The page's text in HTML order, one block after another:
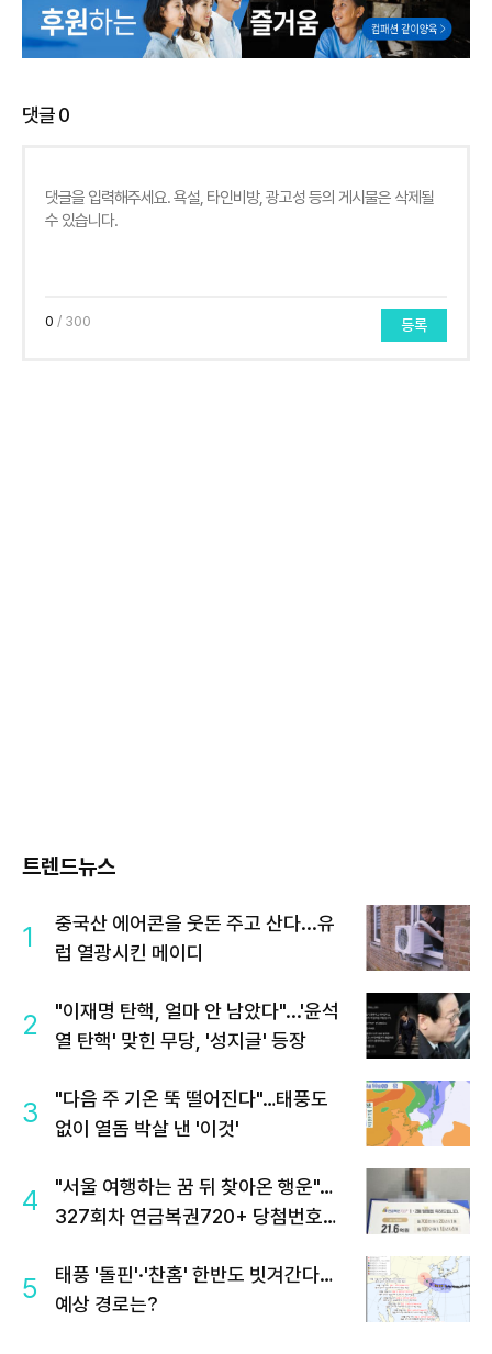
댓글0
0 / 300 등록
트렌드뉴스
1
중국산 에어콘을 웃돈 주고 산다...유
럽 열광시킨 메이디
2
"이재명 탄핵, 얼마 안 남았다"...'윤석
열 탄핵' 맞힌 무당, '성지글' 등장
3
"다음 주 기온 뚝 떨어진다"…태풍도
없이 열돔 박살 낸 '이것'
4
"서울 여행하는 꿈 뒤 찾아온 행운"…
327회차 연금복권720+ 당첨번호조
5
태풍 '돌핀'·'찬홈' 한반도 빗겨간다…
예상 경로는?